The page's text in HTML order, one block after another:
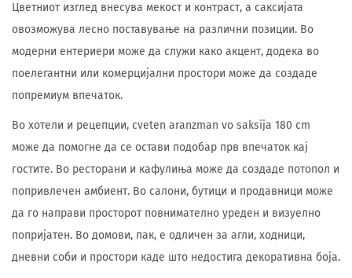
Цветниот изглед внесува мекост и контраст, а саксијата
овозможува лесно поставување на различни позиции. Во
модерни ентериери може да служи како акцент, додека во
поелегантни или комерцијални простори може да создаде
попремиум впечаток.
Во хотели и рецепции, cveten aranzman vo saksija 180 cm
може да помогне да се остави подобар прв впечаток кај
гостите. Во ресторани и кафулиња може да создаде потопол и
попривлечен амбиент. Во салони, бутици и продавници може
да го направи просторот повнимателно уреден и визуелно
попријатен. Во домови, пак, е одличен за агли, ходници,
дневни соби и простори каде што недостига декоративна боја.